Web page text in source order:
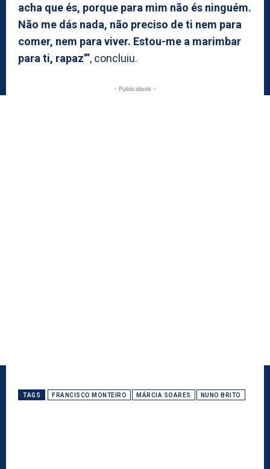
acha que és, porque para mim não és ninguém.
Não me dás nada, não preciso de ti nem para
comer, nem para viver. Estou-me a marimbar
para ti, rapaz’”, concluiu.
- Publicidade -
TAGS FRANCISCO MONTEIRO MÁRCIA SOARES NUNO BRITO